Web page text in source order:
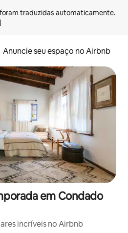
Anuncie seu espaço no Airbnb
em Condado
incríveis no Airbnb